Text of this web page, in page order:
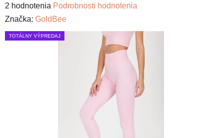
Priemerné
hodnotenie
produktu
2 hodnotenia Podrobnosti hodnotenia
Značka: GoldBee
TOTÁLNY VÝPREDAJ